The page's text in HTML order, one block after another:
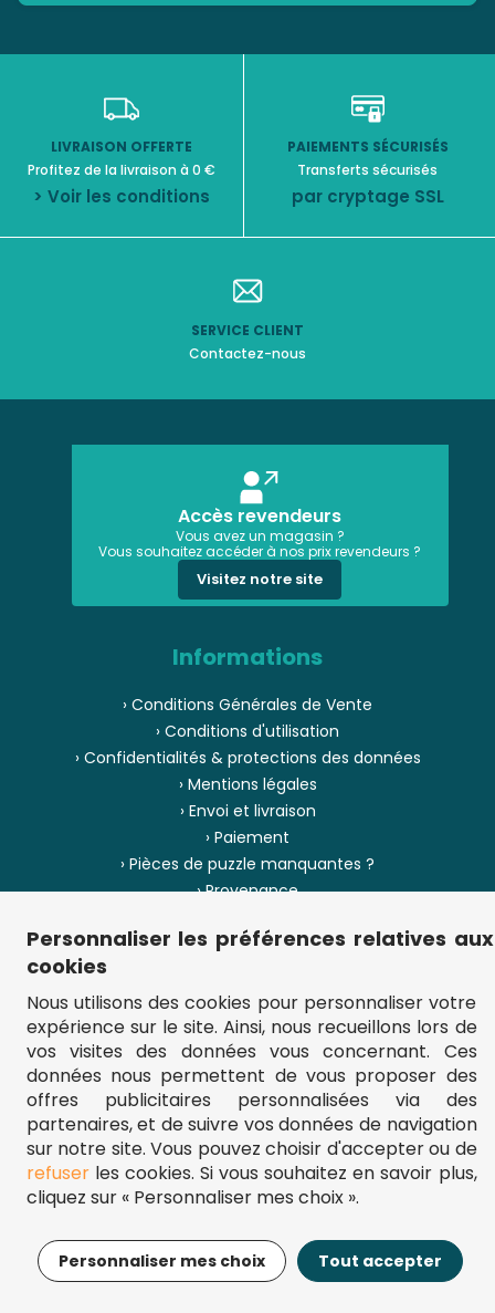
13,95€ Ajouter au panier
LIVRAISON OFFERTE
Profitez de la livraison à 0 €
> Voir les conditions
PAIEMENTS SÉCURISÉS
Transferts sécurisés
par cryptage SSL
SERVICE CLIENT
Contactez-nous
Accès revendeurs
Vous avez un magasin ?
Vous souhaitez accéder à nos prix revendeurs ?
Visitez notre site
Informations
› Conditions Générales de Vente
› Conditions d'utilisation
› Confidentialités & protections des données
› Mentions légales
› Envoi et livraison
› Paiement
› Pièces de puzzle manquantes ?
› Provenance
› Plan du site
** Frais d'envoi = 6,95 € (France) / gratuit à partir de 45 €.
fou-de-puzzle.com : le site référence pour acheter des puzzles de
qualité à bon prix.
© Fou-de-puzzle.com 2011 - 2026
Personnaliser les préférences relatives aux
cookies
Nous utilisons des cookies pour personnaliser votre
expérience sur le site. Ainsi, nous recueillons lors de
vos visites des données vous concernant. Ces
données nous permettent de vous proposer des
offres publicitaires personnalisées via des
partenaires, et de suivre vos données de navigation
sur notre site. Vous pouvez choisir d'accepter ou de
refuserles cookies. Si vous souhaitez en savoir plus,
cliquez sur « Personnaliser mes choix ».
Personnaliser mes choix Tout accepter